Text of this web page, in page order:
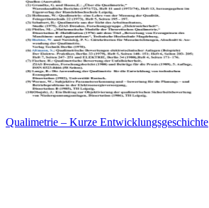
Qualimetrie – Kurze Entwicklungsgeschichte